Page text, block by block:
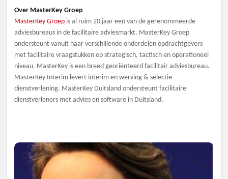
Over MasterKey Groep
MasterKey Groep is al ruim 20 jaar een van de gerenommeerde
adviesbureaus in de facilitaire adviesmarkt. MasterKey Groep
ondersteunt vanuit haar verschillende onderdelen opdrachtgevers
met facilitaire vraagstukken op strategisch, tactisch en operationeel
niveau. MasterKey is een breed georiënteerd facilitair adviesbureau.
MasterKey Interim levert interim en werving & selectie
dienstverlening. MasterKey Duitsland ondersteunt facilitaire
dienstverleners met advies en software in Duitsland.